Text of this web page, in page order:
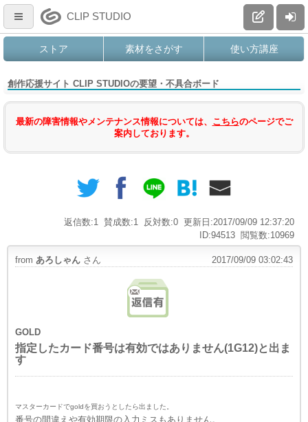
CLIP STUDIO
ストア 素材をさがす 使い方講座
創作応援サイト CLIP STUDIOの要望・不具合ボード
最新の障害情報やメンテナンス情報については、 こちらのページでご
案内しております。
更新日:2017/09/09 12:37:20
反対数:0
賛成数:1
返信数:1
閲覧数:10969
ID:94513
from あろしゃん さん 2017/09/09 03:02:43
GOLD
指定したカード番号は有効ではありません(1G12)と出ま
す
マスターカードでgoldを買おうとしたら出ました。
番号の間違えや有効期限の入力ミスもありません。